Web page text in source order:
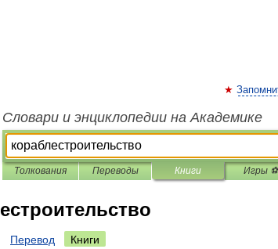
Словари и энциклопедии на Академике
Толкования Переводы Книги Игры ⚽
Перевод
Книги